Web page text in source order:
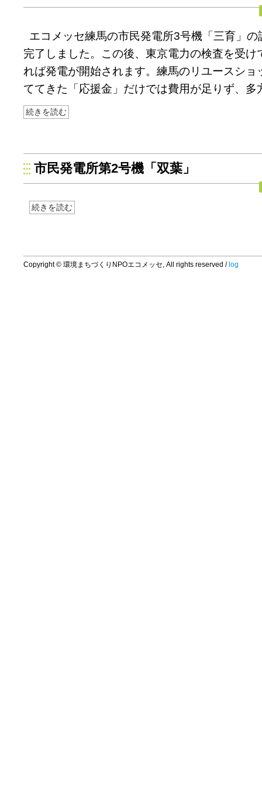
エコメッセ練馬の市民発電所3号機「三育」
完了しました。この後、東京電力の検査を受け
れば発電が開始されます。練馬のリユースショ
ててきた「応援金」だけでは費用が足りず、
続きを読む
市民発電所第2号機「双葉」
続きを読む
Copyright © 環境まちづくりNPOエコメッセ, All rights reserved / log